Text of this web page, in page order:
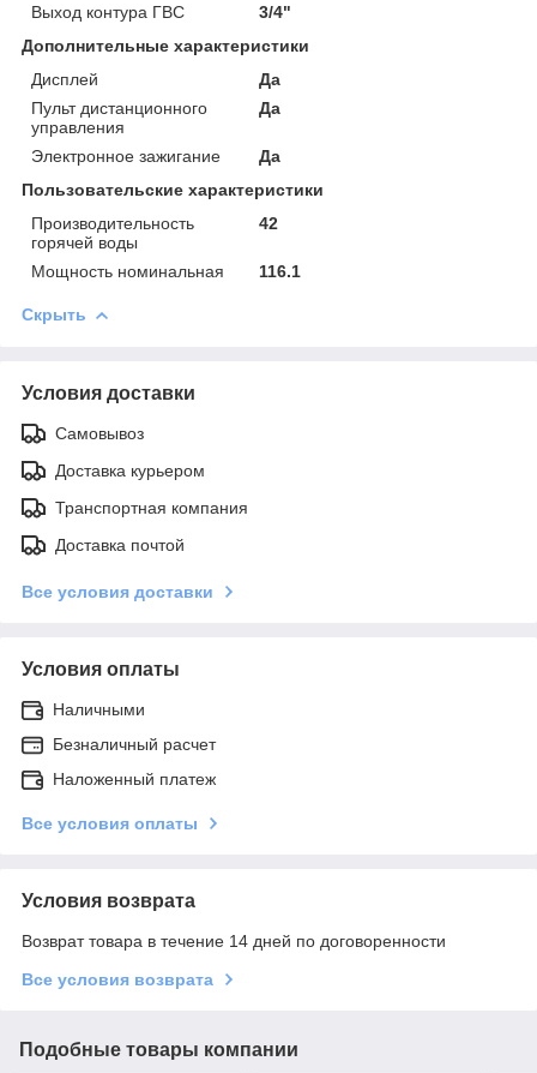
Выход контура ГВС
3/4"
Дополнительные характеристики
Дисплей
Да
Пульт дистанционного
управления
Да
Электронное зажигание
Да
Пользовательские характеристики
Производительность
горячей воды
42
Мощность номинальная 116.1
Скрыть
Условия доставки
Самовывоз
Доставка курьером
Транспортная компания
Доставка почтой
Все условия доставки
Условия оплаты
Наличными
Безналичный расчет
Наложенный платеж
Все условия оплаты
Условия возврата
Возврат товара в течение 14 дней по договоренности
Все условия возврата
Подобные товары компании